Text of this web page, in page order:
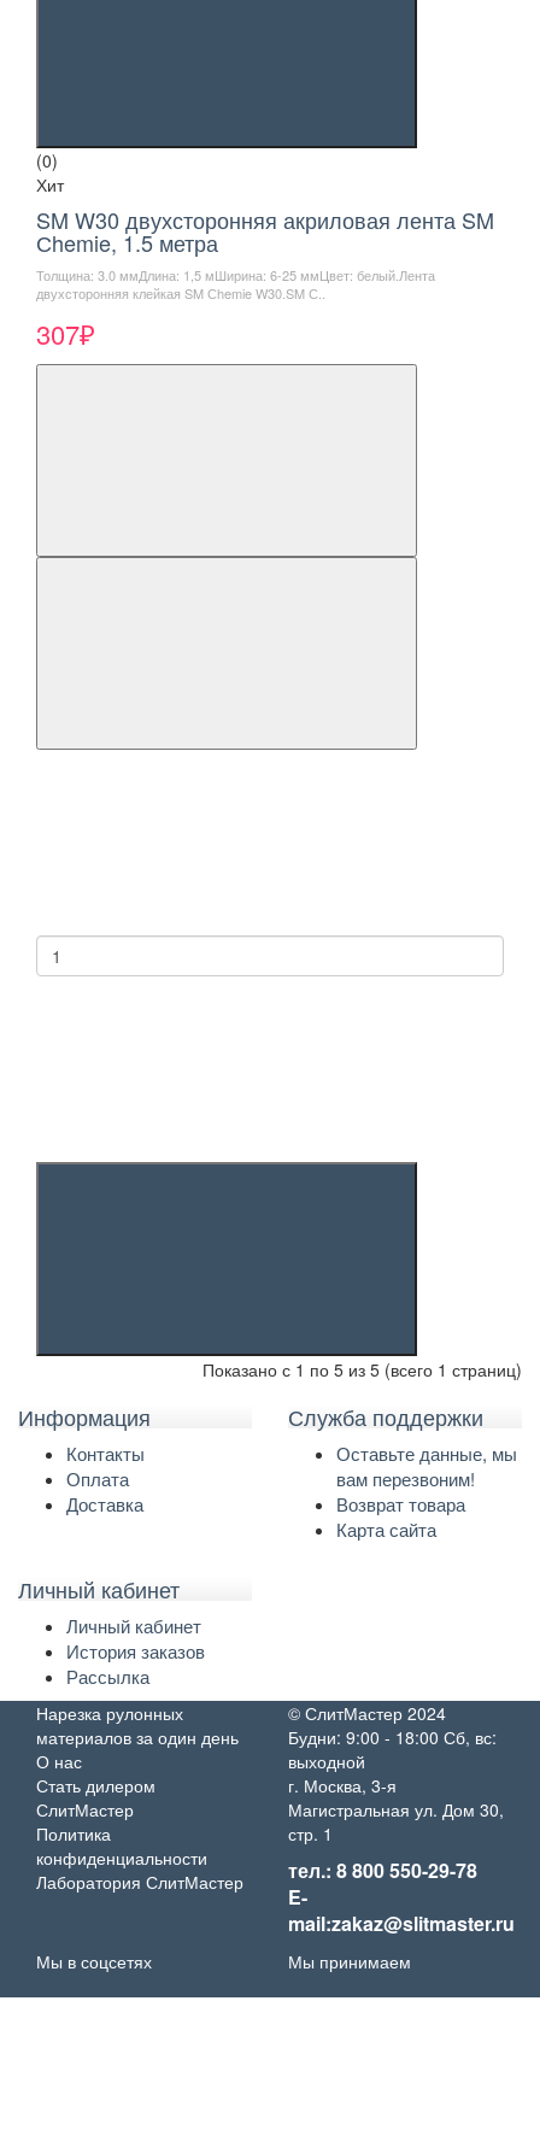
(0)
Хит
SM W30 двухсторонняя акриловая лента SM
Сhemie, 1.5 метра
Толщина: 3.0 ммДлина: 1,5 мШирина: 6-25 ммЦвет: белый.Лента
двухсторонняя клейкая SM Сhemie W30.SM С..
307₽
Показано с 1 по 5 из 5 (всего 1 страниц)
Информация
Контакты
Оплата
Доставка
Служба поддержки
Оставьте данные, мы
вам перезвоним!
Возврат товара
Карта сайта
Личный кабинет
Личный кабинет
История заказов
Рассылка
Нарезка рулонных
материалов за один день
О нас
Стать дилером
СлитМастер
Политика
конфиденциальности
Лаборатория СлитМастер
© СлитМастер 2024
Будни: 9:00 - 18:00 Сб, вс:
выходной
г. Москва, 3-я
Магистральная ул. Дом 30,
стр. 1
тел.: 8 800 550-29-78
E-
mail:zakaz@slitmaster.ru
Мы в соцсетях Мы принимаем